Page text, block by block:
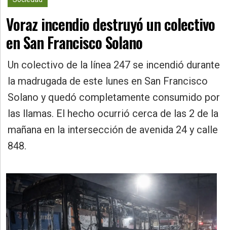
»
Policiales
»
Provincia
Salud
Cultura
Educación
Gestión
Voraz incendio destruyó un colectivo
en San Francisco Solano
Un colectivo de la línea 247 se incendió durante
la madrugada de este lunes en San Francisco
Solano y quedó completamente consumido por
las llamas. El hecho ocurrió cerca de las 2 de la
mañana en la intersección de avenida 24 y calle
848.